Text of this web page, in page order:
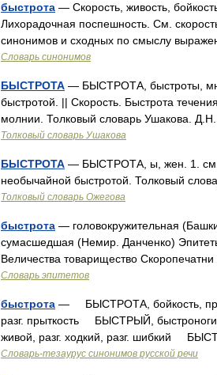
быстрота — Скорость, живость,
Лихорадочная поспешность. См.
синонимов и сходных по смыслу
Словарь синонимов
БЫСТРОТА — БЫСТРОТА, быстроты, мн.
быстротой. || Скорость. Быстрота
молнии. Толковый словарь Ушакова.
Толковый словарь Ушакова
БЫСТРОТА — БЫСТРОТА, ы, жен. 1. см.
необычайной быстротой. Толковый
Толковый словарь Ожегова
быстрота — головокружительная
сумасшедшая (Немир. Данченко)
Величества товарищество
Словарь эпитетов
быстрота — БЫСТРОТА, бойкость,
разг. прыткость БЫСТРЫЙ,
живой, разг. ходкий, разг. шибкий
Словарь-тезаурус синонимов русской речи